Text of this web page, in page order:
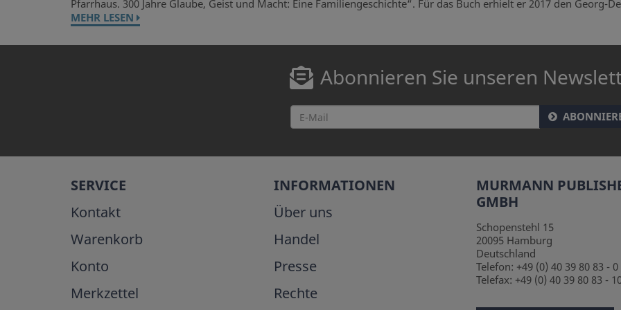
Pfarrhaus. 300 Jahre Glaube, Geist und Macht: Eine Familiengeschichte“. Für das Buch erhielt er 2017 den Georg-
MEHR LESEN
Abonnieren Sie unseren
SERVICE
Kontakt
Warenkorb
Konto
Merkzettel
INFORMATIONEN
Über uns
Handel
Presse
Rechte
MURMANN
GMBH
Schopenstehl 15
20095 Hamburg
Deutschland
Telefon: +49 (0) 40 39 80 83 - 0
Telefax: +49 (0) 40 39 80 83 -